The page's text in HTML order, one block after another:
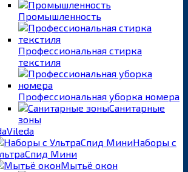
Промышленность
Профессиональная стирка
текстиля
Профессиональная уборка номера
Санитарные
зоны
Vileda
Наборы с
Мини
Мытьё окон